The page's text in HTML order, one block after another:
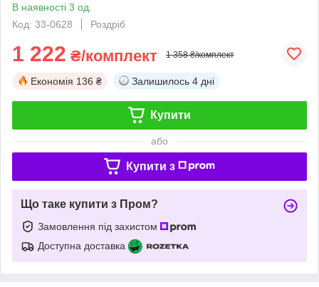
В наявності 3 од.
Код: 33-0628
Роздріб
1 222 ₴/комплект 1 358 ₴/комплект
Економія 136 ₴ Залишилось 4 дні
Купити
або
Купити з
Що таке купити з Пром?
Замовлення під захистом
Доступна доставка